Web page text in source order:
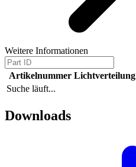
Weitere Informationen
Artikelnummer Lichtverteilung
Suche läuft...
Downloads